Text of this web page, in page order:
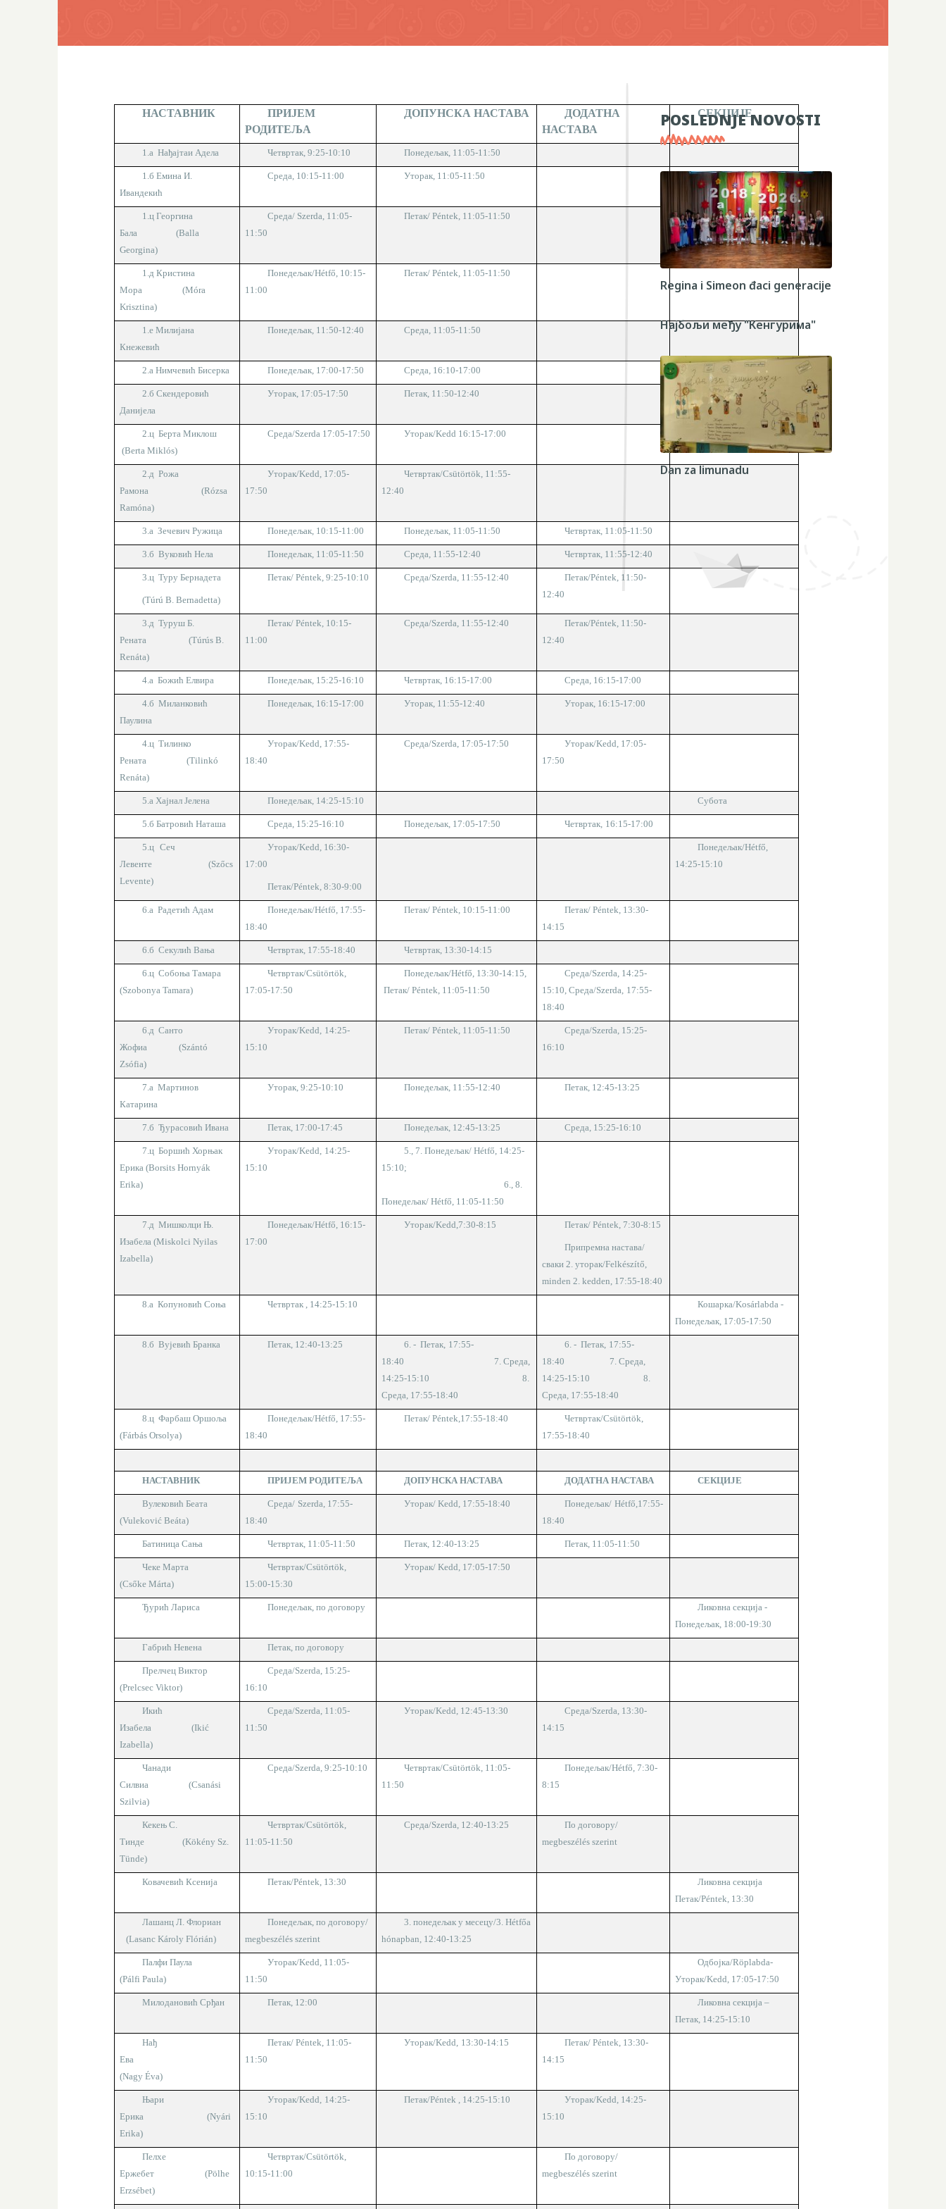
НАСТАВНИК
ПРИЈЕМ
РОДИТЕЉА
ДОПУНСКА НАСТАВА
ДОДАТНА
НАСТАВА
СЕКЦИЈЕ
1.а Нађајтаи Адела Четвртак, 9:25-10:10 Понедељак, 11:05-11:50
1.бЕмина И.
Ивандекић
Среда, 10:15-11:00 Уторак, 11:05-11:50
1.ц Георгина
Бала
(Balla
Georgina)
Среда/ Szerda, 11:05-
11:50
Петак/Péntek, 11:05-11:50
1.д Кристина
Мора (Móra
Krisztina)
Понедељак/Hétfő, 10:15-
11:00
Петак/Péntek, 11:05-11:50
1.е Милијана
Кнежевић
Понедељак, 11:50-12:40 Среда, 11:05-11:50
2.аНимчевић Бисерка Понедељак, 17:00-17:50 Среда, 16:10-17:00
2.бСкендеровић
Данијела
Уторак, 17:05-17:50 Петак, 11:50-12:40 ХОР - Среда
11:50-
12:40
2.ц Берта Миклош
(Berta Miklós)
Среда/Szerda 17:05-17:50 Уторак/Kedd 16:15-17:00
2.д Рожа
Рамона (Rózsa
Ramóna)
Уторак/Kedd, 17:05-
17:50
Четвртак/Csütörtök, 11:55-
12:40
3.а Зечевич Ружица Понедељак, 10:15-11:00 Понедељак, 11:05-11:50 Четвртак, 11:05-11:50
3.б Вуковић Нела Понедељак, 11:05-11:50 Среда, 11:55-12:40 Четвртак, 11:55-12:40
3.ц Туру Бернадета
(Túrú B. Bernadetta)
Петак/Péntek,9:25-10:10 Среда/Szerda, 11:55-12:40 Петак/Péntek, 11:50-
12:40
3.д Туруш Б.
Рената (Túrús B.
Renáta)
Петак/Péntek, 10:15-
11:00
Среда/Szerda, 11:55-12:40 Петак/Péntek, 11:50-
12:40
4.а Божић Елвира Понедељак, 15:25-16:10 Четвртак, 16:15-17:00 Среда, 16:15-17:00
4.б Миланковић
Паулина
Понедељак, 16:15-17:00 Уторак, 11:55-12:40 Уторак, 16:15-17:00
4.ц Тилинко
Рената(Tilinkó
Renáta)
Уторак/Kedd, 17:55-
18:40
Среда/Szerda, 17:05-17:50 Уторак/Kedd, 17:05-
17:50
5.aХајнал Јелена Понедељак, 14:25-15:10 Субота
5.бБатровић Наташа Среда, 15:25-16:10 Понедељак, 17:05-17:50 Четвртак, 16:15-17:00
5.ц Сеч
Левенте
(Szőcs
Levente)
Уторак/Kedd, 16:30-
17:00
Петак/Péntek, 8:30-9:00
Понедељак/Hétfő,
14:25-15:10
6.a Радетић Адам Понедељак/Hétfő, 17:55-
18:40
Петак/Péntek, 10:15-11:00 Петак/Péntek, 13:30-
14:15
6.б Секулић Вања Четвртак, 17:55-18:40 Четвртак, 13:30-14:15
6.ц Собоња Тамара
(Szobonya Tamara)
Четвртак/Csütörtök,
17:05-17:50
Понедељак/Hétfő, 13:30-14:15,
Петак/Péntek, 11:05-11:50
Среда/Szerda, 14:25-
15:10,Среда/Szerda, 17:55-
18:40
6.д Санто
Жофиа (Szántó
Zsófia)
Уторак/Kedd, 14:25-
15:10
Петак/Péntek, 11:05-11:50 Среда/Szerda, 15:25-
16:10
7.а Мартинов
Катарина
Уторак, 9:25-10:10 Понедељак, 11:55-12:40 Петак, 12:45-13:25
7.б Ђурасовић Ивана Петак, 17:00-17:45 Понедељак, 12:45-13:25 Среда, 15:25-16:10
7.ц Боршић Хорњак
Ерика (Borsits Hornyák
Erika)
Уторак/Kedd, 14:25-
15:10
5., 7.Понедељак/Hétfő, 14:25-
15:10;
6., 8.
Понедељак/Hétfő, 11:05-11:50
7.д Мишколци Њ.
Изабела (Miskolci Nyilas
Izabella)
Понедељак/Hétfő, 16:15-
17:00
Уторак/Kedd,7:30-8:15 Петак/Péntek, 7:30-8:15
Припремна настава/
сваки 2. уторак/Felkészítő,
minden 2. kedden, 17:55-18:40
8.а Копуновић Соња Четвртак , 14:25-15:10 Кошарка/Kosárlabda -
Понедељак, 17:05-17:50
8.б Вујевић Бранка Петак, 12:40-13:25 6. - Петак, 17:55-
18:40
7. Среда,
14:25-15:10
8.
Среда, 17:55-18:40
6. - Петак, 17:55-
18:40
7. Среда,
14:25-15:10
8.
Среда, 17:55-18:40
8.цФарбаш Оршоља
(Fárbás Orsolya)
Понедељак/Hétfő, 17:55-
18:40
Петак/Péntek,17:55-18:40 Четвртак/Csütörtök,
17:55-18:40
НАСТАВНИК ПРИЈЕМ РОДИТЕЉА ДОПУНСКА НАСТАВА ДОДАТНА НАСТАВА СЕКЦИЈЕ
Вулековић Беата
(Vuleković Beáta)
Среда/ Szerda, 17:55-
18:40
Уторак/ Kedd, 17:55-18:40 Понедељак/ Hétfő,17:55-
18:40
Батиница Сања Четвртак, 11:05-11:50 Петак, 12:40-13:25 Петак, 11:05-11:50
Чеке Марта
(Csőke Márta)
Четвртак/Csütörtök,
15:00-15:30
Уторак/ Kedd, 17:05-17:50
Ђурић Лариса Понедељак,по договору Ликовна секција -
Понедељак, 18:00-19:30
Габрић Невена Петак,по договору
Прелчец Виктор
(Prelcsec Viktor)
Среда/Szerda, 15:25-
16:10
Икић
Изабела (Ikić
Izabella)
Среда/Szerda, 11:05-
11:50
Уторак/Kedd, 12:45-13:30 Среда/Szerda, 13:30-
14:15
Чанади
Силвиа (Csanási
Szilvia)
Среда/Szerda, 9:25-10:10 Четвртак/Csütörtök, 11:05-
11:50
Понедељак/Hétfő, 7:30-
8:15
Кекењ С.
Тинде (Kökény Sz.
Tünde)
Четвртак/Csütörtök,
11:05-11:50
Среда/Szerda, 12:40-13:25 По договору/
megbeszélés szerint
Ковачевић Ксенија Петак/Péntek, 13:30
Ликовна секција
Петак/Péntek, 13:30
Лашанц Л. Флориан
(Lasanc Károly Flórián)
Понедељак,по договору/
megbeszélés szerint
3.понедељак у месецу/3. Hétfőa
hónapban, 12:40-13:25
Палфи Паула
(Pálfi Paula)
Уторак/Kedd, 11:05-
11:50
Одбојка/Röplabda-
Уторак/Kedd, 17:05-17:50
Милодановић Срђан Петак, 12:00
Ликовна секција –
Петак, 14:25-15:10
Нађ
Ева
(Nagy Éva)
Петак/Péntek, 11:05-
11:50
Уторак/Kedd, 13:30-14:15 Петак/Péntek, 13:30-
14:15
Њари
Ерика (Nyári
Erika)
Уторак/Kedd, 14:25-
15:10
Петак/Péntek , 14:25-15:10 Уторак/Kedd, 14:25-
15:10
Пелхе
Ержебет (Pölhe
Erzsébet)
Четвртак/Csütörtök,
10:15-11:00
По договору/
megbeszélés szerint
POSLEDNJE NOVOSTI
Regina i Simeon đaci generacije
Најбољи међу "Кенгурима"
Dan za limunadu